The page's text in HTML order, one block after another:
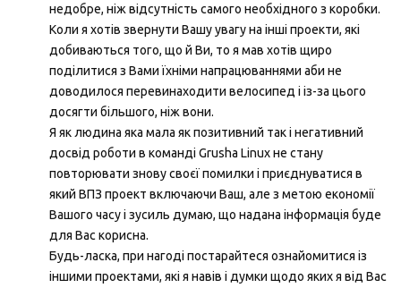
недобре, ніж відсутність самого необхідного з коробки.
Коли я хотів звернути Вашу увагу на інші проекти, які
добиваються того, що й Ви, то я мав хотів щиро
поділитися з Вами їхніми напрацюваннями аби не
доводилося перевинаходити велосипед і із-за цього
досягти більшого, ніж вони.
Я як людина яка мала як позитивний так і негативний
досвід роботи в команді Grusha Linux не стану
повторювати знову своєї помилки і приєднуватися в
який ВПЗ проект включаючи Ваш, але з метою економії
Вашого часу і зусиль думаю, що надана інформація буде
для Вас корисна.
Будь-ласка, при нагоді постарайтеся ознайомитися із
іншими проектами, які я навів і думки щодо яких я від Вас